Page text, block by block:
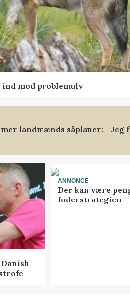
mod problemulv
landmænds såplaner: - Jeg
ANNONCE
Der kan være
foderstrategien